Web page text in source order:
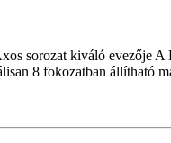
sorozat kiváló evezője
8 fokozatban állítható